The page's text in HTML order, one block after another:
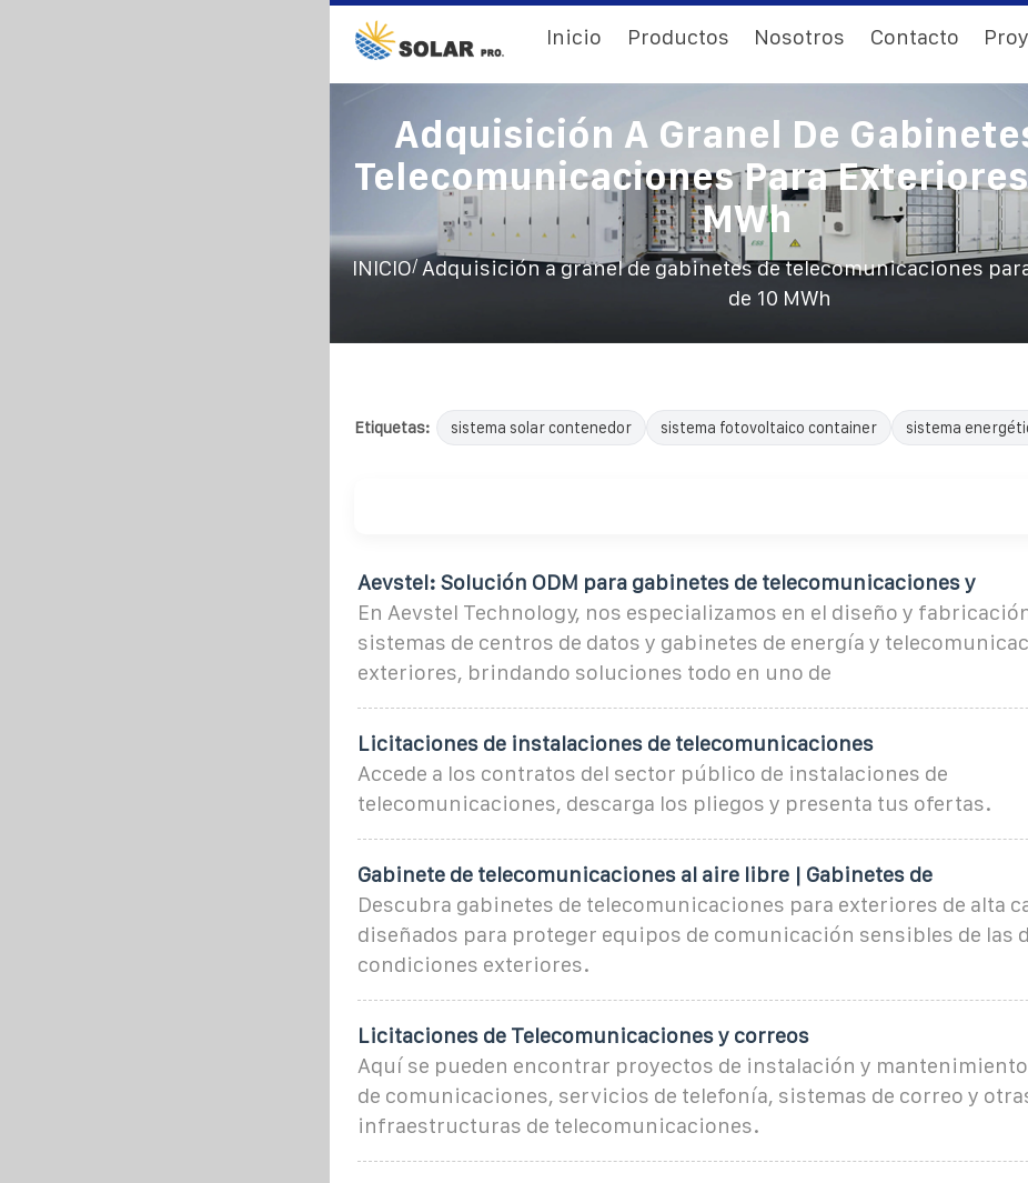
Inicio Productos Nosotros Contacto
Adquisición A Granel De
Telecomunicaciones Para Exteriores
MWh
INICIO/ Adquisición a granel de gabinetes de telecomunicaciones
de 10 MWh
Etiquetas: sistema solar contenedor sistema fotovoltaico container sistema
Aevstel: Solución ODM para gabinetes de telecomunicaciones y
En Aevstel Technology, nos especializamos en el diseño y
sistemas de centros de datos y gabinetes de energía y
exteriores, brindando soluciones todo en uno de
Licitaciones de instalaciones de telecomunicaciones
Accede a los contratos del sector público de instalaciones de
telecomunicaciones, descarga los pliegos y presenta tus ofertas.
Gabinete de telecomunicaciones al aire libre | Gabinetes de
Descubra gabinetes de telecomunicaciones para exteriores de alta
diseñados para proteger equipos de comunicación sensibles de las
condiciones exteriores.
Licitaciones de Telecomunicaciones y correos
Aquí se pueden encontrar proyectos de instalación y mantenimiento
de comunicaciones, servicios de telefonía, sistemas de correo y
infraestructuras de telecomunicaciones.